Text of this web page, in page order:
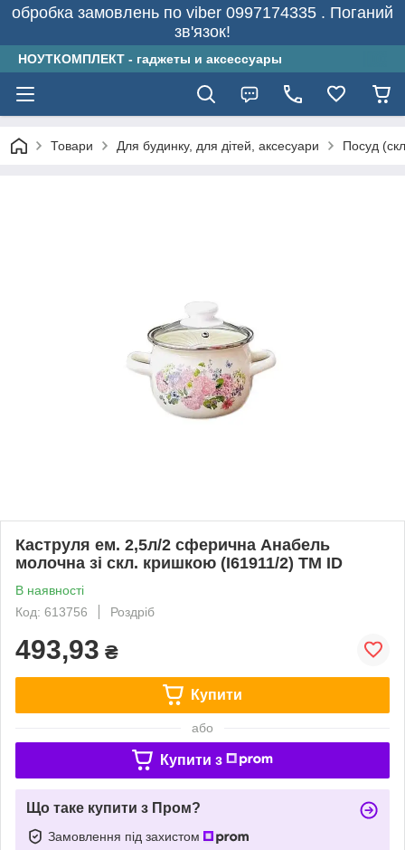
обробка замовлень по viber 0997174335 . Поганий
зв'язок!
НОУТКОМПЛЕКТ - гаджеты и аксессуары
Товари Для будинку, для дітей, аксесуари Посуд
Каструля ем. 2,5л/2 сферична Анабель
молочна зі скл. кришкою (I61911/2) ТМ ID
В наявності
Код: 613756
Роздріб
493,93 ₴
Купити
або
Купити з
Що таке купити з Пром?
Замовлення під захистом